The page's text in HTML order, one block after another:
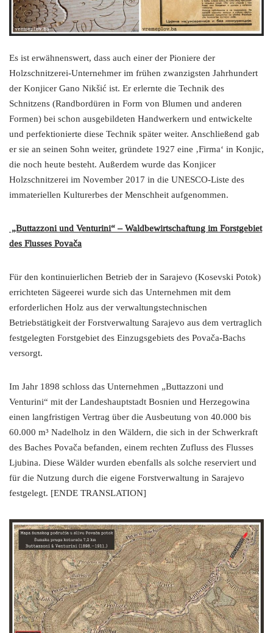
Es ist erwähnenswert, dass auch einer der Pioniere der
Holzschnitzerei-Unternehmer im frühen zwanzigsten Jahrhundert
der Konjicer Gano Nikšić ist. Er erlernte die Technik des
Schnitzens (Randbordüren in Form von Blumen und anderen
Formen) bei schon ausgebildeten Handwerkern und entwickelte
und perfektionierte diese Technik später weiter. Anschließend gab
er sie an seinen Sohn weiter, gründete 1927 eine ‚Firma‘ in Konjic,
die noch heute besteht. Außerdem wurde das Konjicer
Holzschnitzerei im November 2017 in die UNESCO-Liste des
immateriellen Kulturerbes der Menschheit aufgenommen.
„Buttazzoni und Venturini“ – Waldbewirtschaftung im Forstgebiet
des Flusses Povača
Für den kontinuierlichen Betrieb der in Sarajevo (Kosevski Potok)
errichteten Sägeerei wurde sich das Unternehmen mit dem
erforderlichen Holz aus der verwaltungstechnischen
Betriebstätigkeit der Forstverwaltung Sarajevo aus dem vertraglich
festgelegten Forstgebiet des Einzugsgebiets des Povača-Bachs
versorgt.
Im Jahr 1898 schloss das Unternehmen „Buttazzoni und
Venturini“ mit der Landeshauptstadt Bosnien und Herzegowina
einen langfristigen Vertrag über die Ausbeutung von 40.000 bis
60.000 m³ Nadelholz in den Wäldern, die sich in der Schwerkraft
des Baches Povača befanden, einem rechten Zufluss des Flusses
Ljubina. Diese Wälder wurden ebenfalls als solche reserviert und
für die Nutzung durch die eigene Forstverwaltung in Sarajevo
festgelegt. [ENDE TRANSLATION]